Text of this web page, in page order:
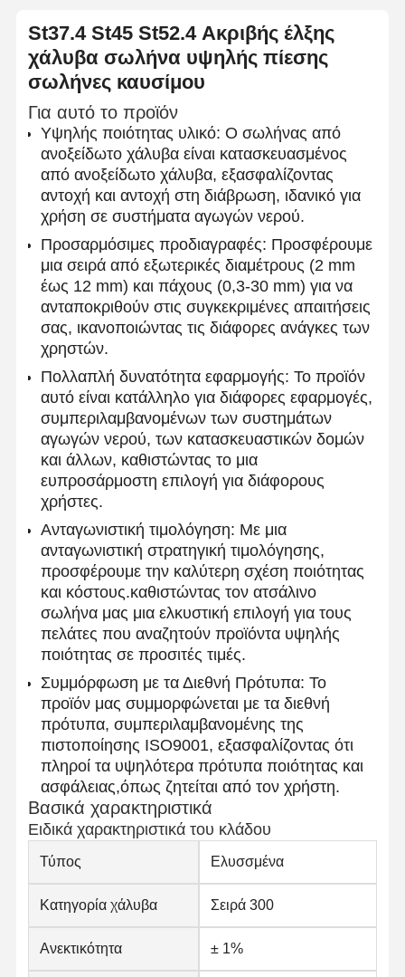
Αρχική
Σελίδα
Προϊόντα
Σχετικά Με
Εμάς
Γύρος
Εργοστασίων
Ποιοτικός
Έλεγχος
Επαφή Νέα
Ενωμένοι στενά σωλήνες χάλυβα
Χωρίς συγκόλληση σωλήνες χάλυβα
Σωλήνες από ανοξείδωτο χάλυβα
Σιδηρουργικοί σωλήνες ακριβείας
Τεχνητά κυλίνδρους
Καυτός - κυλημένες σπείρες
St37.4 St45 St52.4 Ακριβής έλξης
χάλυβα σωλήνα υψηλής πίεσης
σωλήνες καυσίμου
Για αυτό το προϊόν
Υψηλής ποιότητας υλικό: Ο σωλήνας από
ανοξείδωτο χάλυβα είναι κατασκευασμένος
από ανοξείδωτο χάλυβα, εξασφαλίζοντας
αντοχή και αντοχή στη διάβρωση, ιδανικό για
χρήση σε συστήματα αγωγών νερού.
Προσαρμόσιμες προδιαγραφές: Προσφέρουμε
μια σειρά από εξωτερικές διαμέτρους (2 mm
έως 12 mm) και πάχους (0,3-30 mm) για να
ανταποκριθούν στις συγκεκριμένες απαιτήσεις
σας, ικανοποιώντας τις διάφορες ανάγκες των
χρηστών.
Πολλαπλή δυνατότητα εφαρμογής: Το προϊόν
αυτό είναι κατάλληλο για διάφορες εφαρμογές,
συμπεριλαμβανομένων των συστημάτων
αγωγών νερού, των κατασκευαστικών δομών
και άλλων, καθιστώντας το μια
ευπροσάρμοστη επιλογή για διάφορους
χρήστες.
Ανταγωνιστική τιμολόγηση: Με μια
ανταγωνιστική στρατηγική τιμολόγησης,
προσφέρουμε την καλύτερη σχέση ποιότητας
και κόστους.καθιστώντας τον ατσάλινο
σωλήνα μας μια ελκυστική επιλογή για τους
πελάτες που αναζητούν προϊόντα υψηλής
ποιότητας σε προσιτές τιμές.
Συμμόρφωση με τα Διεθνή Πρότυπα: Το
προϊόν μας συμμορφώνεται με τα διεθνή
πρότυπα, συμπεριλαμβανομένης της
πιστοποίησης ISO9001, εξασφαλίζοντας ότι
πληροί τα υψηλότερα πρότυπα ποιότητας και
ασφάλειας,όπως ζητείται από τον χρήστη.
Βασικά χαρακτηριστικά
Ειδικά χαρακτηριστικά του κλάδου
Τύπος Ελυσσμένα
Κατηγορία χάλυβα Σειρά 300
Ανεκτικότητα ± 1%